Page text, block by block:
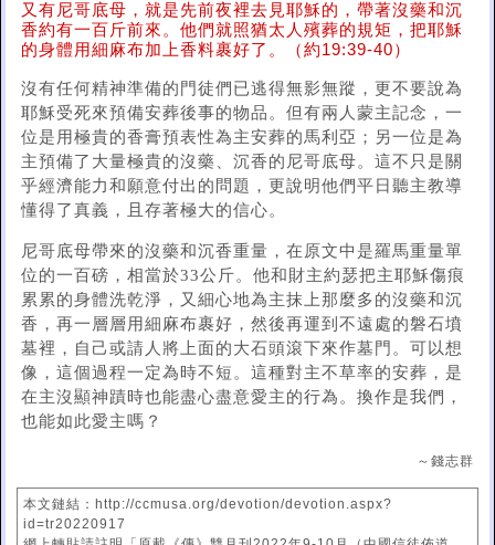
又有尼哥底母，就是先前夜裡去見耶穌的，帶著沒藥和沉
香約有一百斤前來。他們就照猶太人殯葬的規矩，把耶穌
的身體用細麻布加上香料裹好了。（約19:39-40）
沒有任何精神準備的門徒們已逃得無影無蹤，更不要說為
耶穌受死來預備安葬後事的物品。但有兩人蒙主記念，一
位是用極貴的香膏預表性為主安葬的馬利亞；另一位是為
主預備了大量極貴的沒藥、沉香的尼哥底母。這不只是關
乎經濟能力和願意付出的問題，更說明他們平日聽主教導
懂得了真義，且存著極大的信心。
尼哥底母帶來的沒藥和沉香重量，在原文中是羅馬重量單
位的一百磅，相當於33公斤。他和財主約瑟把主耶穌傷痕
累累的身體洗乾淨，又細心地為主抹上那麼多的沒藥和沉
香，再一層層用細麻布裹好，然後再運到不遠處的磐石墳
墓裡，自己或請人將上面的大石頭滾下來作墓門。可以想
像，這個過程一定為時不短。這種對主不草率的安葬，是
在主沒顯神蹟時也能盡心盡意愛主的行為。換作是我們，
也能如此愛主嗎？
～錢志群
本文鏈結：http://ccmusa.org/devotion/devotion.aspx?
id=tr20220917